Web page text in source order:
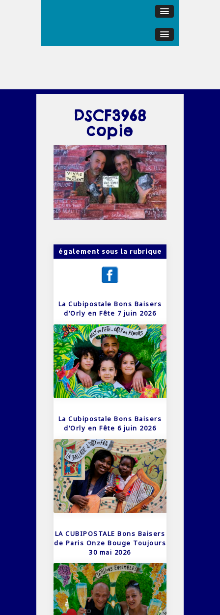
DSCF3968
copie
également sous la rubrique
La Cubipostale Bons Baisers
d’Orly en Fête 7 juin 2026
La Cubipostale Bons Baisers
d’Orly en Fête 6 juin 2026
LA CUBIPOSTALE Bons Baisers
de Paris Onze Bouge Toujours
30 mai 2026